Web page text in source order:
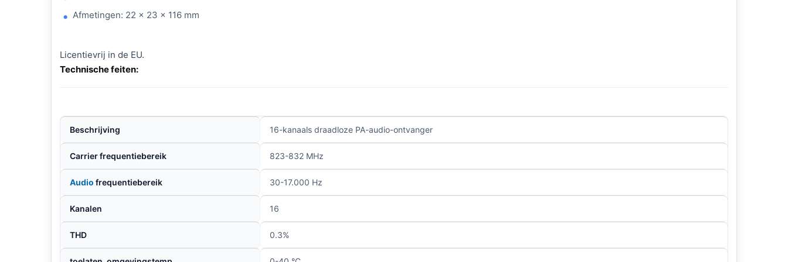
Afmetingen: 22 x 23 x 116 mm
Licentievrij in de EU.
Technische feiten:
Beschrijving 16-kanaals draadloze PA-audio-ontvanger
Carrier frequentiebereik 823-832 MHz
Audio frequentiebereik 30-17.000 Hz
Kanalen 16
THD 0.3%